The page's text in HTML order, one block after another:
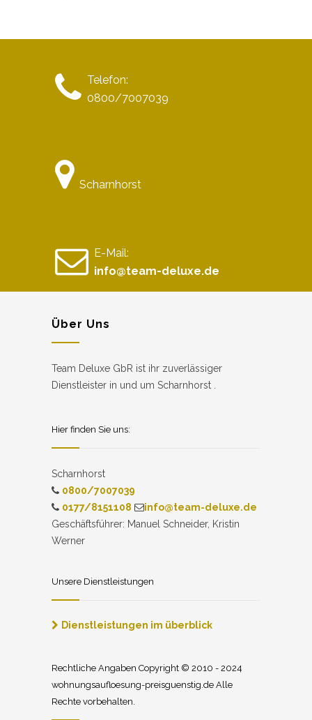
Telefon:
0800/7007039
Scharnhorst
E-Mail:
info@team-deluxe.de
Über Uns
Team Deluxe GbR ist ihr zuverlässiger
Dienstleister in und um Scharnhorst .
Hier finden Sie uns:
Scharnhorst
0800/7007039
0177/8151108
info@team-deluxe.de
Geschäftsführer: Manuel Schneider, Kristin
Werner
Unsere Dienstleistungen
Dienstleistungen im überblick
Rechtliche Angaben Copyright © 2010 - 2024
wohnungsaufloesung-preisguenstig.de Alle
Rechte vorbehalten.